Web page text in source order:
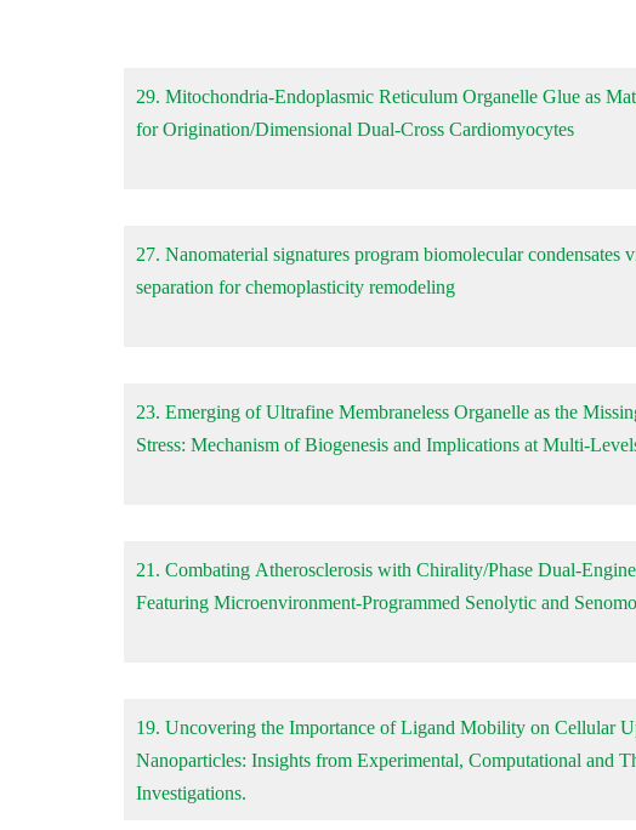
29. Mitochondria-Endoplasmic Reticulum Organelle Glue as
for Origination/Dimensional Dual-Cross Cardiomyocytes
27. Nanomaterial signatures program biomolecular condensates
separation for chemoplasticity remodeling
23. Emerging of Ultrafine Membraneless Organelle as the
Stress: Mechanism of Biogenesis and Implications at Multi-
21. Combating Atherosclerosis with Chirality/Phase Dual-
Featuring Microenvironment-Programmed Senolytic and
19. Uncovering the Importance of Ligand Mobility on Cellular
Nanoparticles: Insights from Experimental, Computational and
Investigations.